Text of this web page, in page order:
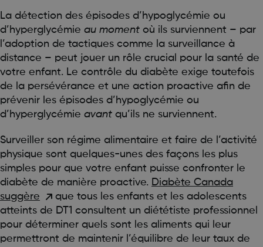
La détection des épisodes d’hypoglycémie ou
d’hyperglycémie au moment où ils surviennent – par
l’adoption de tactiques comme la surveillance à
distance – peut jouer un rôle crucial pour la santé de
votre enfant. Le contrôle du diabète exige toutefois
de la persévérance et une action proactive afin de
prévenir les épisodes d’hypoglycémie ou
d’hyperglycémie avant qu’ils ne surviennent.
Surveiller son régime alimentaire et faire de l’activité
physique sont quelques-unes des façons les plus
simples pour que votre enfant puisse confronter le
diabète de manière proactive. Diabète Canada
suggère
que tous les enfants et les adolescents
atteints de DT1 consultent un diététiste professionnel
pour déterminer quels sont les aliments qui leur
permettront de maintenir l’équilibre de leur taux de